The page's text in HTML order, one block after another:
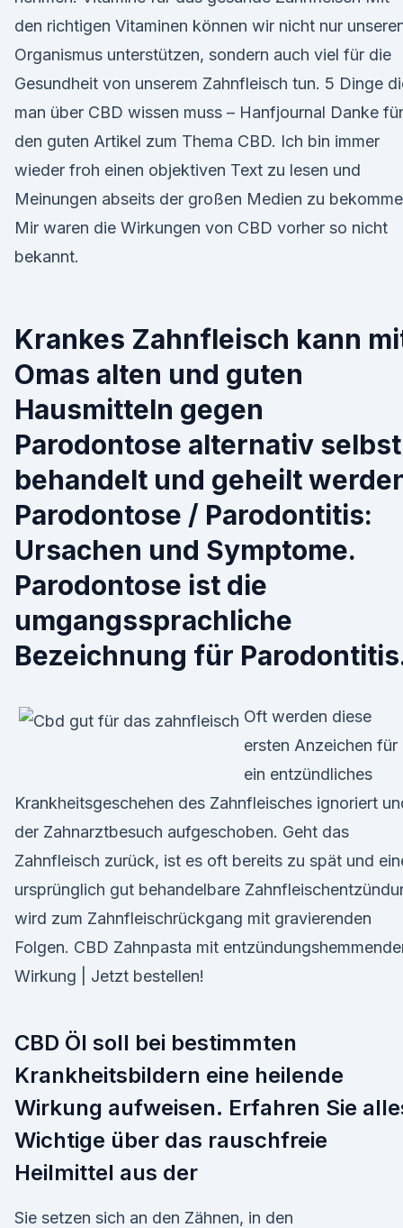
den richtigen Vitaminen können wir nicht nur
Organismus unterstützen, sondern auch viel für die
Gesundheit von unserem Zahnfleisch tun. 5 Dinge
man über CBD wissen muss – Hanfjournal Danke für
den guten Artikel zum Thema CBD. Ich bin immer
wieder froh einen objektiven Text zu lesen und
Meinungen abseits der großen Medien zu
Mir waren die Wirkungen von CBD vorher so nicht
bekannt.
Krankes Zahnfleisch kann
Omas alten und guten
Hausmitteln gegen
Parodontose alternativ selbst
behandelt und geheilt
Parodontose / Parodontitis:
Ursachen und Symptome.
Parodontose ist die
umgangssprachliche
Bezeichnung für
Oft werden diese
ersten Anzeichen für
ein entzündliches
Krankheitsgeschehen des Zahnfleisches ignoriert
der Zahnarztbesuch aufgeschoben. Geht das
Zahnfleisch zurück, ist es oft bereits zu spät und
ursprünglich gut behandelbare
wird zum Zahnfleischrückgang mit gravierenden
Folgen. CBD Zahnpasta mit
Wirkung | Jetzt bestellen!
CBD Öl soll bei bestimmten
Krankheitsbildern eine heilende
Wirkung aufweisen. Erfahren Sie
Wichtige über das rauschfreie
Heilmittel aus der
Sie setzen sich an den Zähnen, in den